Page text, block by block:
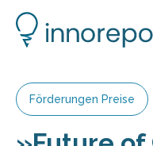
Förderungen Preise